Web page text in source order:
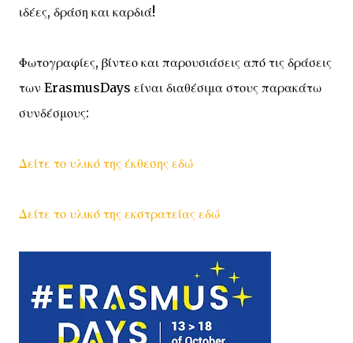
ιδέες, δράση και καρδιά!
Φωτογραφίες, βίντεο και παρουσιάσεις από τις δράσεις
των ErasmusDays είναι διαθέσιμα στους παρακάτω
συνδέσμους:
Δείτε το υλικό της έκθεσης εδώ
Δείτε το υλικό της εκστρατείας εδώ